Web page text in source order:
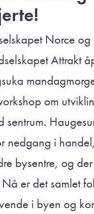
Norce og
Attrakt
om
sentrum.
nedgang i
bysentre, og
er det samlet
i byen og